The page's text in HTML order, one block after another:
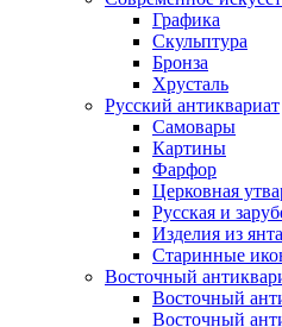
Графика
Скульптура
Бронза
Хрусталь
Русский антиквариат
Самовары
Картины
Фарфор
Церковная
Русская и
Изделия из
Старинные
Восточный
Восточный
Восточный